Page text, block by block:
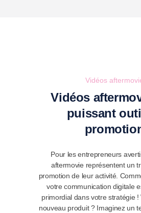
Vidéos
Vidéos
puissant
Pour les entrepreneurs
aftermovie représentent un
promotion de leur activité.
votre communication digitale
primordial dans votre stratégie !
nouveau produit ? Imaginez un